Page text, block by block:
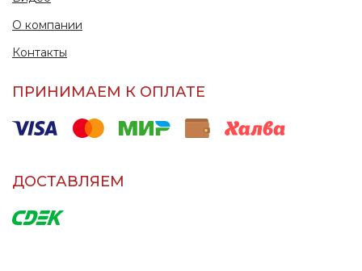
О компании
Контакты
ПРИНИМАЕМ К ОПЛАТЕ
ДОСТАВЛЯЕМ